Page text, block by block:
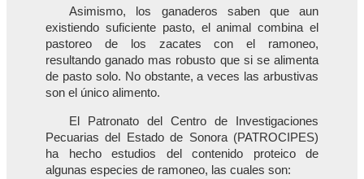
Asimismo, los ganaderos saben que aun
existiendo suficiente pasto, el animal combina el
pastoreo de los zacates con el ramoneo,
resultando ganado mas robusto que si se alimenta
de pasto solo. No obstante, a veces las arbustivas
son el único alimento.
El Patronato del Centro de Investigaciones
Pecuarias del Estado de Sonora (PATROCIPES)
ha hecho estudios del contenido proteico de
algunas especies de ramoneo, las cuales son: